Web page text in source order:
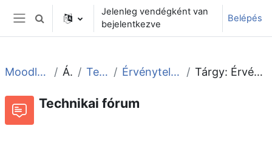
Tovább a fő tartalomhoz
Oldalpanel
Keresési bemeneti adatok váltása
Jelenleg vendégként van
bejelentkezve
Belépés
Moodle tudástár és fórum Általános Technikai fórum Érvénytelen JSON-szöveg hibaüzenet Tárgy: Érvénytelen JSON-szöveg hibaüzenet
Technikai fórum